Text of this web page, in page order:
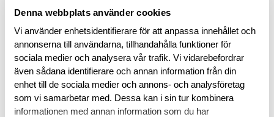
Denna webbplats använder cookies
Vi använder enhetsidentifierare för att anpassa innehållet och
annonserna till användarna, tillhandahålla funktioner för
sociala medier och analysera vår trafik. Vi vidarebefordrar
även sådana identifierare och annan information från din
enhet till de sociala medier och annons- och analysföretag
som vi samarbetar med. Dessa kan i sin tur kombinera
informationen med annan information som du har
Läs mer
BESKRIVNING
RECENSIONER